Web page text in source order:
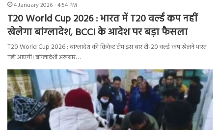
4 January 2026 - 4:54 PM
T20 World Cup 2026 : भारत में T20 वर्ल्ड कप नहीं
खेलेगा बांग्‍लादेश, BCCI के आदेश पर बड़ा फैसला
T20 World Cup 2026 : बांग्लादेश की क्रिकेट टीम इस बार टी-20 वर्ल्ड कप खेलने भारत
नहीं आएगी। बांग्लादेशी अखबार…